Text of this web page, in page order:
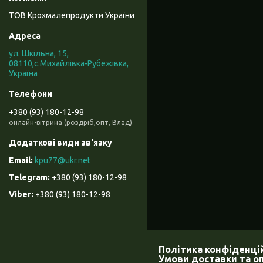
ТОВ Крохмалепродукти України
ул. Шкільна, 15,
08110,с.Михайлівка-Рубежівка,
Україна
+380 (93) 180-12-98
онлайн-вітрина (роздріб,опт, Влад)
kpu77@ukr.net
+380 (93) 180-12-98
+380 (93) 180-12-98
Політика
Умови доставки та